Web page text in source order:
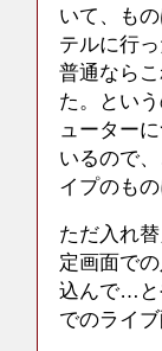
いて、も
テルに行
普通なら
た。とい
ューター
いるので
イプのも
ただ入れ
定画面で
込んで…と
でのライ